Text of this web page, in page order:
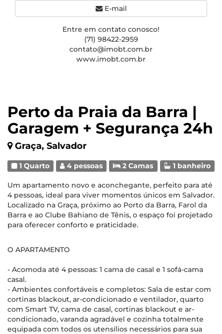
Perto da Praia da Barra |
Garagem + Segurança 24h
Graça, Salvador
1 Quarto 4 pessoas 2 Camas 1 banheiro
Um apartamento novo e aconchegante, perfeito para até
4 pessoas, ideal para viver momentos únicos em Salvador.
Localizado na Graça, próximo ao Porto da Barra, Farol da
Barra e ao Clube Bahiano de Tênis, o espaço foi projetado
para oferecer conforto e praticidade.
O APARTAMENTO
- Acomoda até 4 pessoas: 1 cama de casal e 1 sofá-cama
casal.
- Ambientes confortáveis e completos: Sala de estar com
cortinas blackout, ar-condicionado e ventilador, quarto
com Smart TV, cama de casal, cortinas blackout e ar-
condicionado, varanda agradável e cozinha totalmente
equipada com todos os utensílios necessários para sua
E-mail
Entre em contato conosco!
(71) 98422-2959
contato@imobt.com.br
www.imobt.com.br